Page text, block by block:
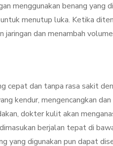
menggunakan benang yang
menutup luka. Ketika
dan menambah
cepat dan tanpa rasa sakit
kendur, mengencangkan
dokter kulit akan
berjalan tepat di
yang digunakan pun dapat